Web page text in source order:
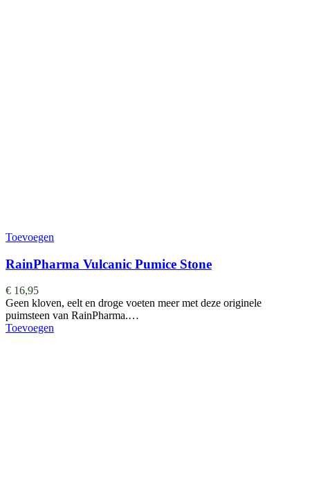
Toevoegen
RainPharma Vulcanic Pumice Stone
€ 16,95
Geen kloven, eelt en droge voeten meer met deze originele
puimsteen van RainPharma.…
Toevoegen